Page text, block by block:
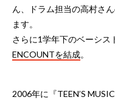
ん、ドラム担当の高村さ
ます。
さらに1学年下のベーシス
ENCOUNTを結成。
2006年に『TEEN’S